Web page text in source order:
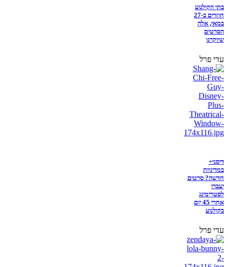
בתי הקולנוע
חוזרים ב-27
במאי, אלה
הסרטים
שיוקרנו
עדי פרל
דיסני+
במדיניות
חדשה? סרטים
יעברו
לסטרימינג
אחרי 45 יום
בקולנוע
עדי פרל